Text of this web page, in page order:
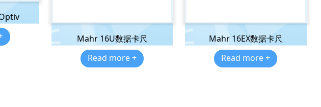
Mahr 16U数据卡尺
Read more +
Mahr 16EX数据卡尺
Read more +